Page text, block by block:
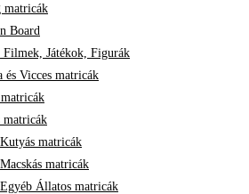
matricák
Board
Filmek, Játékok, Figurák
és Vicces matricák
matricák
Kutyás matricák
Macskás matricák
Egyéb Állatos matricák